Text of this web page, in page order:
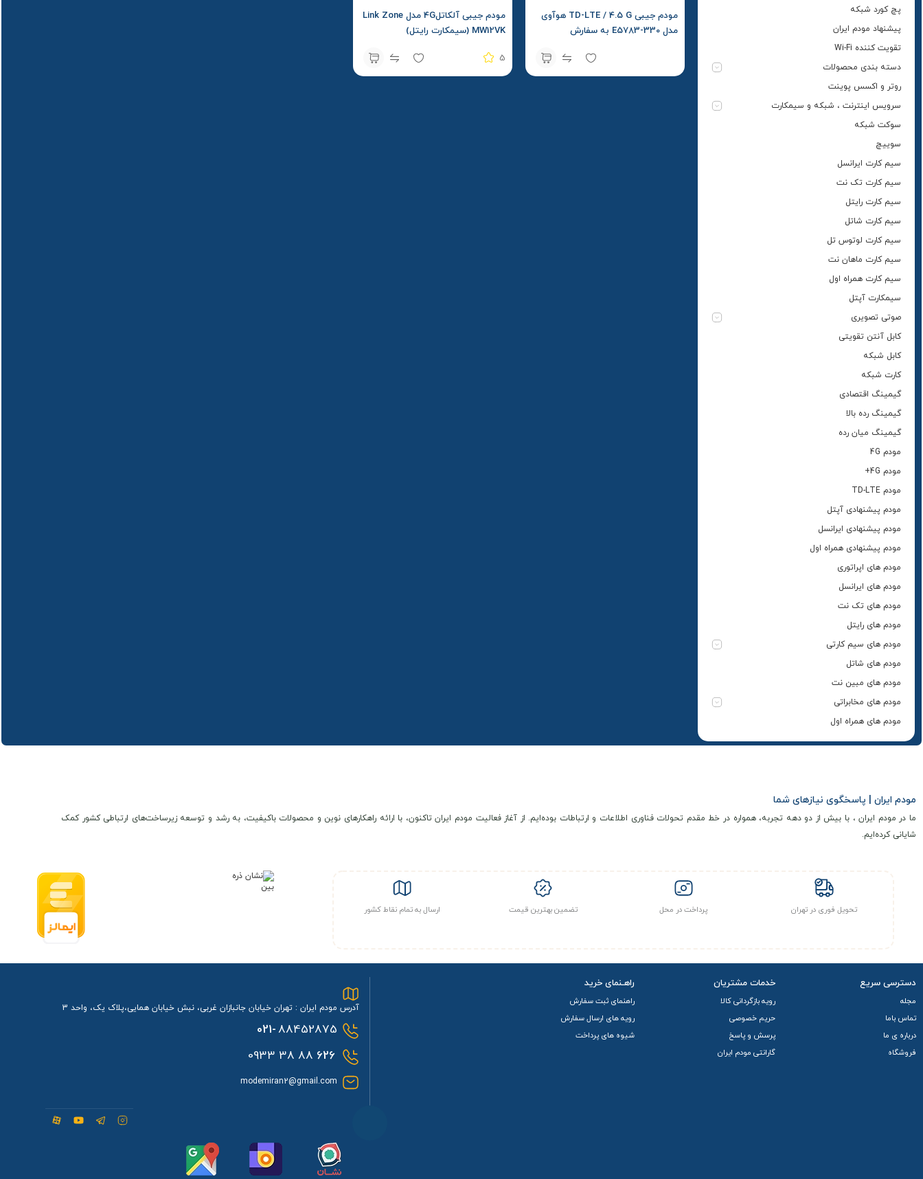
مودم جیبی TD-LTE / 4.5 G هوآوی
مدل E5783-330 به سفارش
مودم جیبی آلکاتل4G مدل Link Zone
MW12VK (سیمکارت رایتل)
5
پچ کورد شبکه
پیشنهاد مودم ایران
تقویت کننده Wi-Fi
دسته بندی محصولات
روتر و اکسس پوینت
سرویس اینترنت ، شبکه و سیمکارت
سوکت شبکه
سوییچ
سیم کارت ایرانسل
سیم کارت تک نت
سیم کارت رایتل
سیم کارت شاتل
سیم کارت لوتوس تل
سیم کارت ماهان نت
سیم کارت همراه اول
سیمکارت آپتل
صوتی تصویری
کابل آنتن تقویتی
کابل شبکه
کارت شبکه
گیمینگ اقتصادی
گیمینگ رده بالا
گیمینگ میان رده
مودم 4G
مودم 4G+
مودم TD-LTE
مودم پیشنهادی آپتل
مودم پیشنهادی ایرانسل
مودم پیشنهادی همراه اول
مودم های اپراتوری
مودم های ایرانسل
مودم های تک نت
مودم های رایتل
مودم های سیم کارتی
مودم های شاتل
مودم های مبین نت
مودم های مخابراتی
مودم های همراه اول
مودم ایران | پاسخگوی نیازهای شما
ما در مودم ایران ، با بیش از دو دهه تجربه، همواره در خط مقدم تحولات فناوری اطلاعات و ارتباطات بوده‌ایم. از آغاز فعالیت مودم ایران تاکنون، با ارائه راهکارهای نوین و محصولات باکیفیت، به رشد و توسعه زیرساخت‌های ارتباطی کشور کمک
شایانی کرده‌ایم.
تحویل فوری در تهران پرداخت در محل تضمین بهترین قیمت ارسال به تمام نقاط کشور
دسترسی سریع
مجله
تماس باما
درباره ی ما
فروشگاه
خدمات مشتریان
رویه بازگردانی کالا
حریم خصوصی
پرسش و پاسخ
گارانتی مودم ایران
راهـنمای خرید
راهنمای ثبت سفارش
رویه های ارسال سفارش
شیوه های پرداخت
آدرس مودم ایران : تهران خیابان جانبازان غربی، نبش خیابان همایی،پلاک یک، واحد 3
021-88452875
626
88 38 0933
modemiran2@gmail.com